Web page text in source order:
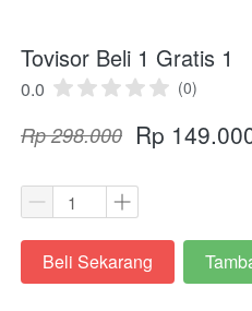
Tovisor Beli 1 Gratis 1
0.0 (0)
Rp 298.000 Rp
`Beli Sekarang `